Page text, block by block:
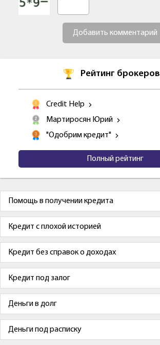
Добавить комментарий
Рейтинг брокеров
Credit Help
Мартиросян Юрий
"Одобрим кредит"
Полный рейтинг
Помощь в получении кредита
Кредит с плохой историей
Кредит без справок о доходах
Кредит под залог
Деньги в долг
Деньги под расписку